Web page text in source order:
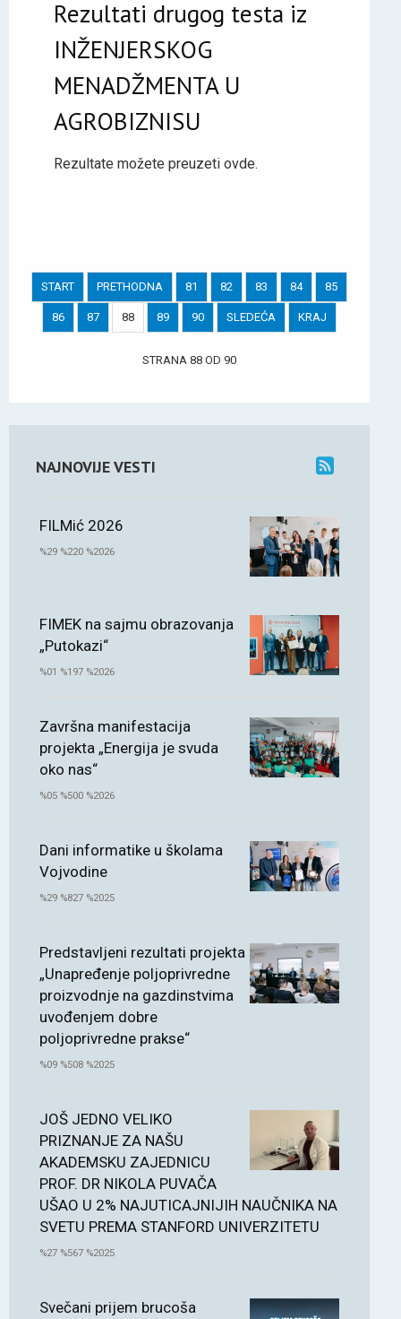
Rezultati drugog testa iz
INŽENJERSKOG
MENADŽMENTA U
AGROBIZNISU
Rezultate možete preuzeti ovde.
START PRETHODNA 81 82 83 84 85
86 87 88 89 90 SLEDEĆA KRAJ
STRANA 88 OD 90
NAJNOVIJE VESTI
FILMić 2026
%29 %220 %2026
FIMEK na sajmu obrazovanja
„Putokazi“
%01 %197 %2026
Završna manifestacija
projekta „Energija je svuda
oko nas“
%05 %500 %2026
Dani informatike u školama
Vojvodine
%29 %827 %2025
Predstavljeni rezultati projekta
„Unapređenje poljoprivredne
proizvodnje na gazdinstvima
uvođenjem dobre
poljoprivredne prakse“
%09 %508 %2025
JOŠ JEDNO VELIKO
PRIZNANJE ZA NAŠU
AKADEMSKU ZAJEDNICU
PROF. DR NIKOLA PUVAČA
UŠAO U 2% NAJUTICAJNIJIH NAUČNIKA NA
SVETU PREMA STANFORD UNIVERZITETU
%27 %567 %2025
Svečani prijem brucoša